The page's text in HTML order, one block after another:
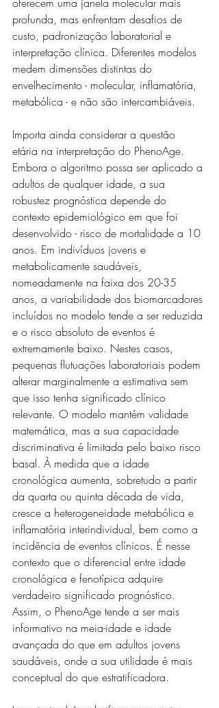
profunda, mas enfrentam desafios de
custo, padronização laboratorial e
interpretação clínica. Diferentes modelos
medem dimensões distintas do
envelhecimento - molecular, inflamatória,
metabólica - e não são intercambiáveis.
Importa ainda considerar a questão
etária na interpretação do PhenoAge.
Embora o algoritmo possa ser aplicado a
adultos de qualquer idade, a sua
robustez prognóstica depende do
contexto epidemiológico em que foi
desenvolvido - risco de mortalidade a 10
anos. Em indivíduos jovens e
metabolicamente saudáveis,
nomeadamente na faixa dos 20-35
anos, a variabilidade dos biomarcadores
incluídos no modelo tende a ser reduzida
e o risco absoluto de eventos é
extremamente baixo. Nestes casos,
pequenas flutuações laboratoriais podem
alterar marginalmente a estimativa sem
que isso tenha significado clínico
relevante. O modelo mantém validade
matemática, mas a sua capacidade
discriminativa é limitada pelo baixo risco
basal. À medida que a idade
cronológica aumenta, sobretudo a partir
da quarta ou quinta década de vida,
cresce a heterogeneidade metabólica e
inflamatória interindividual, bem como a
incidência de eventos clínicos. É nesse
contexto que o diferencial entre idade
cronológica e fenotípica adquire
verdadeiro significado prognóstico.
Assim, o PhenoAge tende a ser mais
informativo na meia-idade e idade
avançada do que em adultos jovens
saudáveis, onde a sua utilidade é mais
conceptual do que estratificadora.